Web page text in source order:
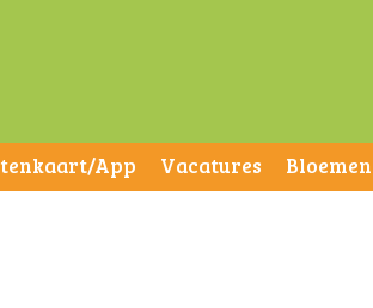
App Vacatures